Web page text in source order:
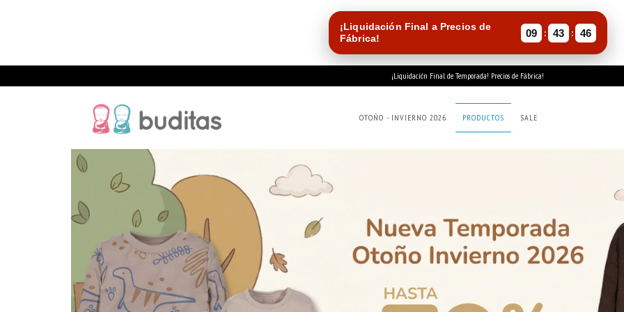
¡Liquidación Final a Precios de
Fábrica!
09 : 43 : 46
¡Liquidación Final de Temporada! Precios de Fábrica!
OTOÑO - INVIERNO 2026 PRODUCTOS SALE